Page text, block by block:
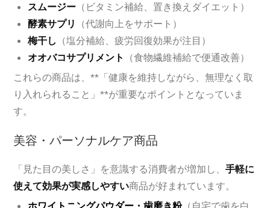
スムージー （ビタミン補給、置き換えダイエット）
酵素サプリ
（代謝向上をサポート）
梅干し （塩分補給、疲労回復効果が注目）
オオバコサプリメント
（食物繊維補給で便通改善）
これらの商品は、**「健康を維持しながら、無理なく取
り入れられること」**が重要なポイントとなっていま
す。
美容・パーソナルケア商品
「見た目の美しさ」を意識する消費者が増加し、手軽に
使えて効果が実感しやすい商品が好まれています。